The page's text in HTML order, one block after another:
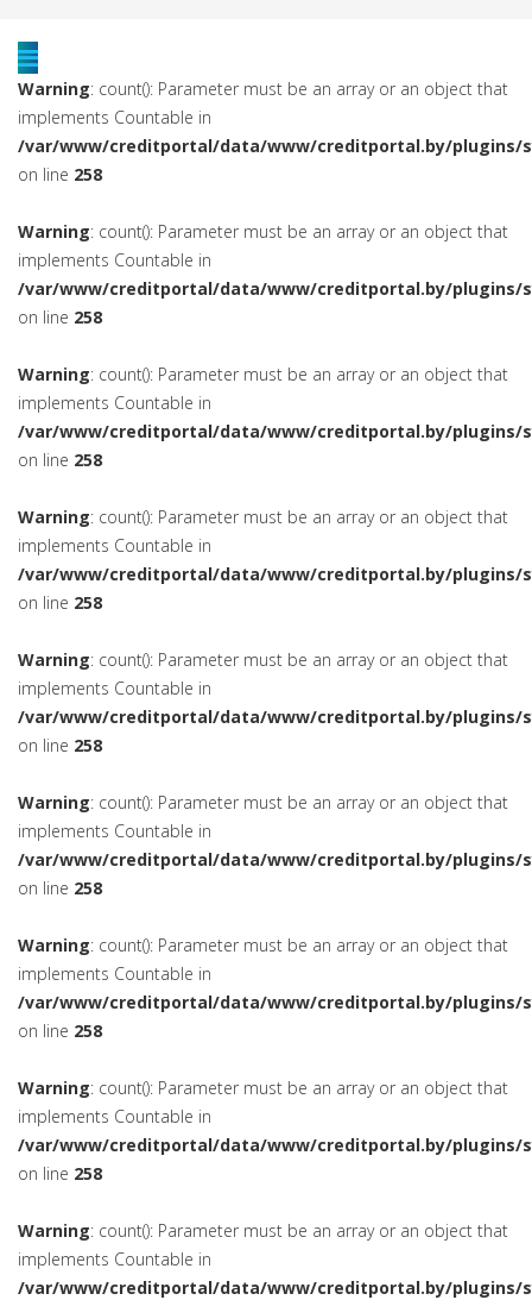
Warning: count(): Parameter must be an array or an object that
implements Countable in
/var/www/creditportal/data/www/creditportal.by/plugins/
on line 258
Warning: count(): Parameter must be an array or an object that
implements Countable in
/var/www/creditportal/data/www/creditportal.by/plugins/
on line 258
Warning: count(): Parameter must be an array or an object that
implements Countable in
/var/www/creditportal/data/www/creditportal.by/plugins/
on line 258
Warning: count(): Parameter must be an array or an object that
implements Countable in
/var/www/creditportal/data/www/creditportal.by/plugins/
on line 258
Warning: count(): Parameter must be an array or an object that
implements Countable in
/var/www/creditportal/data/www/creditportal.by/plugins/
on line 258
Warning: count(): Parameter must be an array or an object that
implements Countable in
/var/www/creditportal/data/www/creditportal.by/plugins/
on line 258
Warning: count(): Parameter must be an array or an object that
implements Countable in
/var/www/creditportal/data/www/creditportal.by/plugins/
on line 258
Warning: count(): Parameter must be an array or an object that
implements Countable in
/var/www/creditportal/data/www/creditportal.by/plugins/
on line 258
Warning: count(): Parameter must be an array or an object that
implements Countable in
/var/www/creditportal/data/www/creditportal.by/plugins/